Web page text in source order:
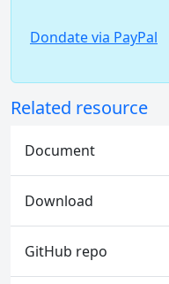
Dondate via PayPal
Related resource
Document
Download
GitHub repo